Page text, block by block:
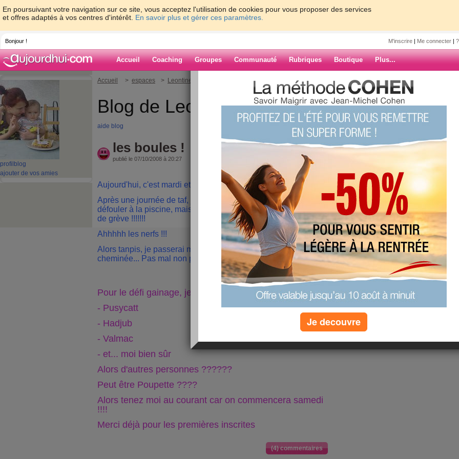
En poursuivant votre navigation sur ce site, vous acceptez l'utilisation de cookies pour vous proposer des services
et offres adaptés à vos centres d'intérêt. En savoir plus et gérer ces paramètres.
Bonjour ! M'inscrire | Me connecter |
Accueil Coaching Groupes Communauté Rubriques Boutique Plus...
profil blog
ajouter de vos amies
Accueil > espaces > Leontine27
Blog de Leontine27
aide blog
les boules !
publié le 07/10/2008 à 20:27
Aujourd'hui, c'est mardi et le mardi c'est piscine ! eh oui !
Après une journée de taf, j'étais bien contente d'aller me
défouler à la piscine, mais pas de bol, c'était fermée pour cause
de grève !!!!!!!
Ahhhhh les nerfs !!!
Alors tanpis, je passerai ma soirée devant un bon feux de
cheminée... Pas mal non plus....
Pour le défi gainage, je peux déjà comptabiliser :
- Pusycatt
- Hadjub
- Valmac
- et... moi bien sûr
Alors d'autres personnes ??????
Peut être Poupette ????
Alors tenez moi au courant car on commencera samedi
!!!!
Merci déjà pour les premières inscrites
(4) commentaires
ARCHIVES
Je decouvre